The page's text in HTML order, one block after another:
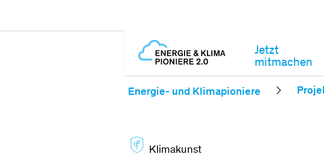
Jetzt
mitmachen
Energie- und Klimapioniere
Klimakunst